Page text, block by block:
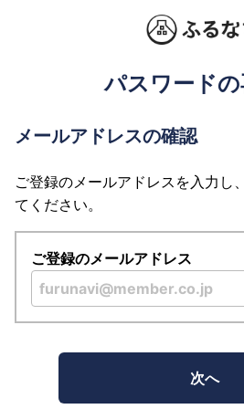
パスワード
メールアドレスの確認
ご登録のメールアドレスを入力し
てください。
ご登録のメールアドレス